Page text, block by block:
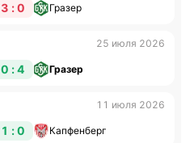
3 : 0 Гразер
25 июля 2026
0 : 4 Гразер
11 июля 2026
1 : 0 Капфенберг